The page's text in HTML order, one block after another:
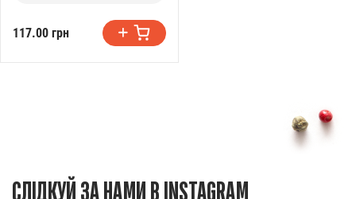
117.00 грн
СЛІДКУЙ ЗА НАМИ В INSTAGRAM